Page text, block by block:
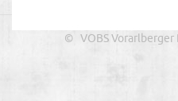
© VOBS Vorarlberger